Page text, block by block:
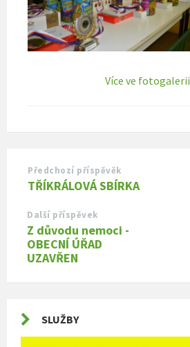
Více ve
Předchozí příspěvěk
TŘÍKRÁLOVÁ SBÍRKA
Další příspěvek
Z důvodu nemoci -
OBECNÍ ÚŘAD
UZAVŘEN
SLUŽBY